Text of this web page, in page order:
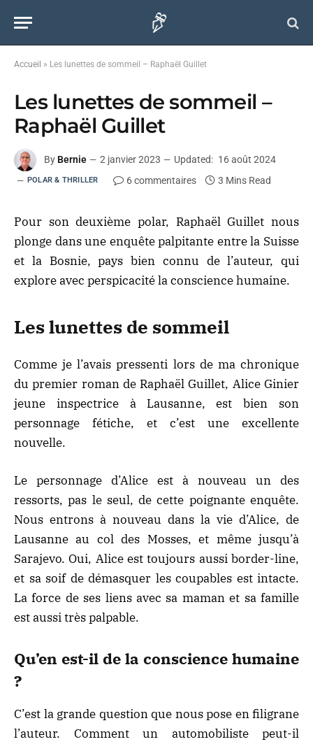
Accueil » Les lunettes de sommeil – Raphaël Guillet
Les lunettes de sommeil –
Raphaël Guillet
By Bernie 2 janvier 2023 Updated: 16 août 2024
POLAR & THRILLER 6 commentaires 3 Mins Read
Pour son deuxième polar, Raphaël Guillet nous
plonge dans une enquête palpitante entre la Suisse
et la Bosnie, pays bien connu de l’auteur, qui
explore avec perspicacité la conscience humaine.
Les lunettes de sommeil
Comme je l’avais pressenti lors de ma chronique
du premier roman de Raphaël Guillet, Alice Ginier
jeune inspectrice à Lausanne, est bien son
personnage fétiche, et c’est une excellente
nouvelle.
Le personnage d’Alice est à nouveau un des
ressorts, pas le seul, de cette poignante enquête.
Nous entrons à nouveau dans la vie d’Alice, de
Lausanne au col des Mosses, et même jusqu’à
Sarajevo. Oui, Alice est toujours aussi border-line,
et sa soif de démasquer les coupables est intacte.
La force de ses liens avec sa maman et sa famille
est aussi très palpable.
Qu’en est-il de la conscience humaine
?
C’est la grande question que nous pose en filigrane
l’auteur. Comment un automobiliste peut-il